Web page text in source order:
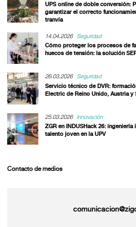
UPS online de doble conversión:
garantizar el correcto
tranvía
14.04.2026
Seguridad
Cómo proteger los procesos de
huecos de tensión: la solución
26.03.2026
Seguridad
Servicio técnico de DVR:
Electric de Reino Unido, Austria y
25.03.2026
Innovación
ZGR en INDUSHack 26:
talento joven en la UPV
Contacto de medios